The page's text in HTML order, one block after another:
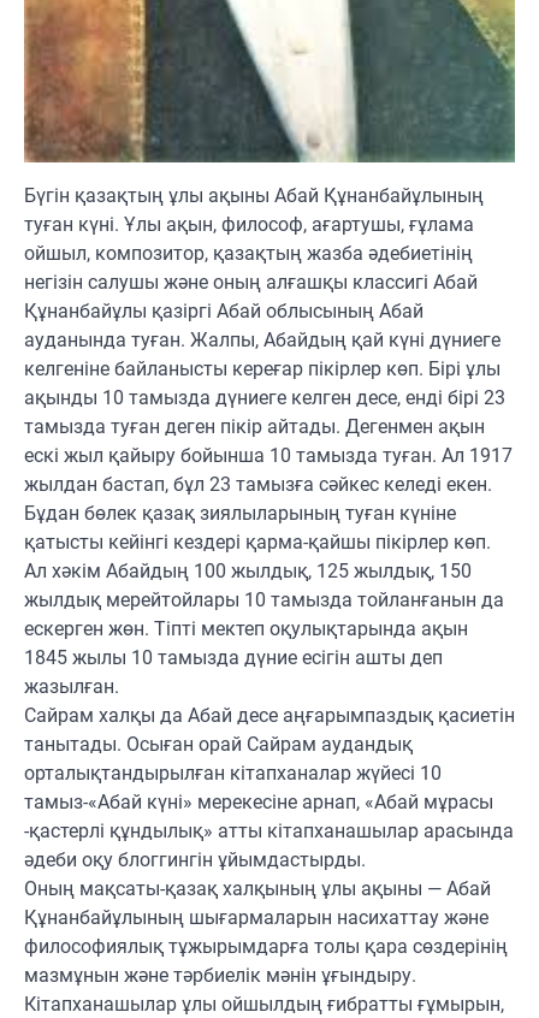
Бүгін қазақтың ұлы ақыны Абай Құнанбайұлының
туған күні. Ұлы ақын, философ, ағартушы, ғұлама
ойшыл, композитор, қазақтың жазба әдебиетінің
негізін салушы және оның алғашқы классигі Абай
Құнанбайұлы қазіргі Абай облысының Абай
ауданында туған. Жалпы, Абайдың қай күні дүниеге
келгеніне байланысты кереғар пікірлер көп. Бірі ұлы
ақынды 10 тамызда дүниеге келген десе, енді бірі 23
тамызда туған деген пікір айтады. Дегенмен ақын
ескі жыл қайыру бойынша 10 тамызда туған. Ал 1917
жылдан бастап, бұл 23 тамызға сәйкес келеді екен.
Бұдан бөлек қазақ зиялыларының туған күніне
қатысты кейінгі кездері қарма-қайшы пікірлер көп.
Ал хәкім Абайдың 100 жылдық, 125 жылдық, 150
жылдық мерейтойлары 10 тамызда тойланғанын да
ескерген жөн. Тіпті мектеп оқулықтарында ақын
1845 жылы 10 тамызда дүние есігін ашты деп
жазылған.
Сайрам халқы да Абай десе аңғарымпаздық қасиетін
танытады. Осыған орай Сайрам аудандық
орталықтандырылған кітапханалар жүйесі 10
тамыз-«Абай күні» мерекесіне арнап, «Абай мұрасы
-қастерлі құндылық» атты кітапханашылар арасында
әдеби оқу блоггингін ұйымдастырды.
Оның мақсаты-қазақ халқының ұлы ақыны — Абай
Құнанбайұлының шығармаларын насихаттау және
философиялық тұжырымдарға толы қара сөздерінің
мазмұнын және тәрбиелік мәнін ұғындыру.
Кітапханашылар ұлы ойшылдың ғибратты ғұмырын,